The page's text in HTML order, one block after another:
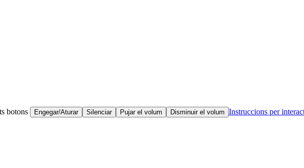
botons Engegar/Aturar Silenciar Pujar el volum Disminuir el volum Instruccions per